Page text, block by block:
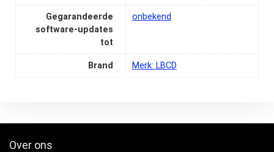
Gegarandeerde
software-updates
tot
‎onbekend
Brand Merk: LBCD
Over ons